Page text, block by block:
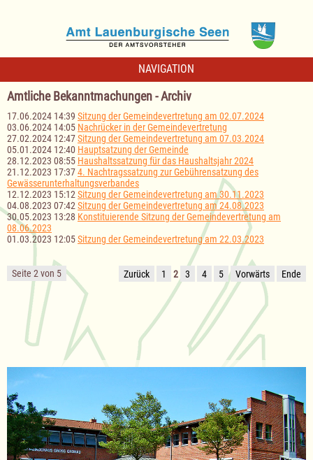
NAVIGATION
Amtliche Bekanntmachungen - Archiv
17.06.2024 14:39 Sitzung der Gemeindevertretung am 02.07.2024
03.06.2024 14:05 Nachrücker in der Gemeindevertretung
27.02.2024 12:47Sitzung der Gemeindevertretung am 07.03.2024
05.01.2024 12:40 Hauptsatzung der Gemeinde
28.12.2023 08:55 Haushaltssatzung für das Haushaltsjahr 2024
21.12.2023 17:374. Nachtragssatzung zur Gebührensatzung des
Gewässerunterhaltungsverbandes
12.12.2023 15:12 Sitzung der Gemeindevertretung am 30.11.2023
04.08.2023 07:42 Sitzung der Gemeindevertretung am 24.08.2023
30.05.2023 13:28 Konstituierende Sitzung der Gemeindevertretung am
08.06.2023
01.03.2023 12:05Sitzung der Gemeindevertretung am 22.03.2023
Seite 2 von 5 Zurück 1 2 3 4 5 Vorwärts Ende